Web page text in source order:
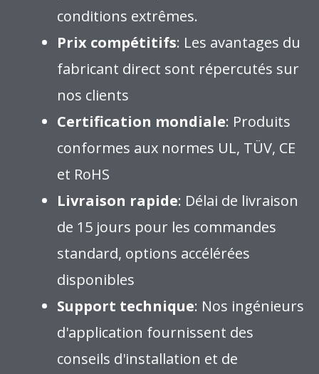
conditions extrêmes.
Prix compétitifs: Les avantages du
fabricant direct sont répercutés sur
nos clients
Certification mondiale: Produits
conformes aux normes UL, TÜV, CE
et RoHS
Livraison rapide: Délai de livraison
de 15 jours pour les commandes
standard, options accélérées
disponibles
Support technique: Nos ingénieurs
d'application fournissent des
conseils d'installation et de